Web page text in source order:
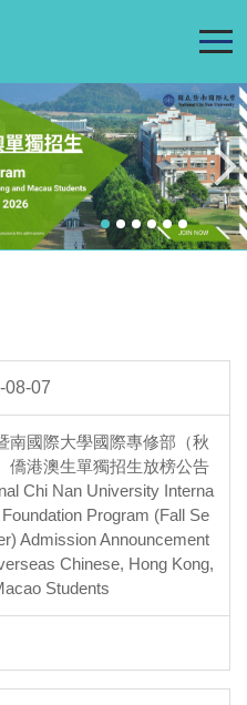
08-07
南國際大學國際專修部（秋
僑港澳生單獨招生放榜公告
Chi Nan University Interna
Program (Fall Se
Admission Announcement
Chinese, Hong Kong,
Students